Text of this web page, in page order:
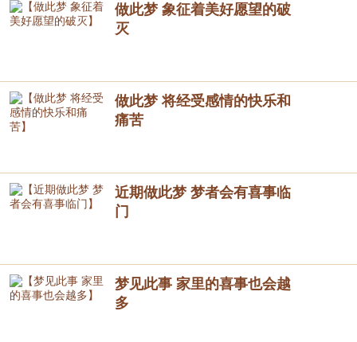
做此梦 象征着美好愿望的破
灭
做此梦 将经受感情的快乐和
痛苦
近期做此梦 梦者会有喜事临
门
梦见此事 家里的喜事也会越
多